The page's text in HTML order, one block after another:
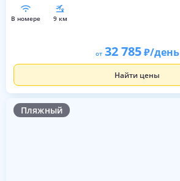
в номере 9 км
от 32 785 /день
Найти цены
Пляжный